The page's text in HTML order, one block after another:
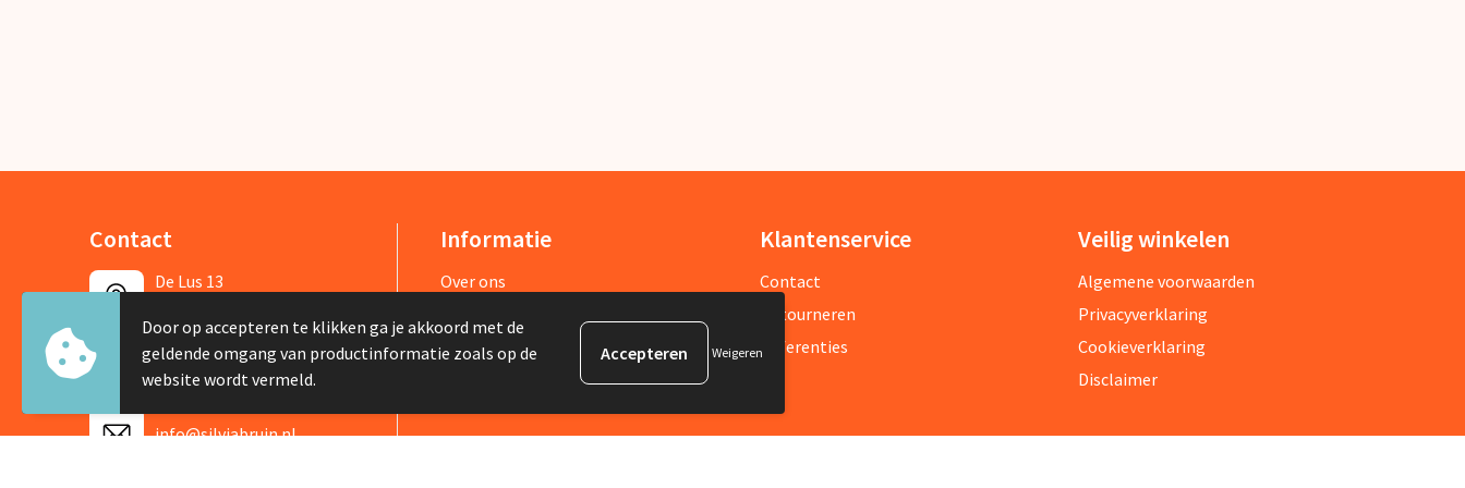
Contact
De Lus 13
+31 226 422505
info@silviabruin.nl
Informatie
Over ons
Veelgestelde vragen
Klantenservice
Contact
Retourneren
Referenties
Veilig winkelen
Algemene voorwaarden
Privacyverklaring
Cookieverklaring
Disclaimer
Door op accepteren te klikken ga je akkoord met de
geldende omgang van productinformatie zoals op de
website wordt vermeld.
Weigeren